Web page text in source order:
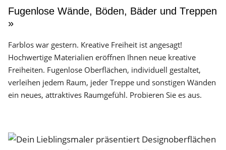
Fugenlose Wände, Böden, Bäder und Treppen
»
Farblos war gestern. Kreative Freiheit ist angesagt!
Hochwertige Materialien eröffnen Ihnen neue kreative
Freiheiten. Fugenlose Oberflächen, individuell gestaltet,
verleihen jedem Raum, jeder Treppe und sonstigen Wänden
ein neues, attraktives Raumgefühl. Probieren Sie es aus.